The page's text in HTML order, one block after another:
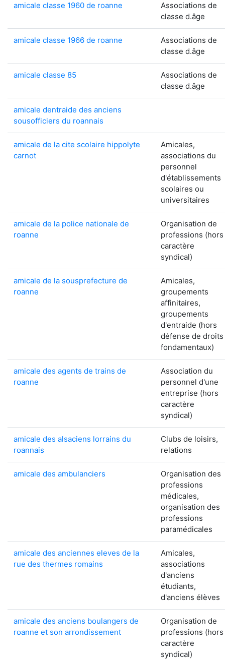
amicale classe 1960 de roanne
Associations de
classe d.âge
amicale classe 1966 de roanne
Associations de
classe d.âge
amicale classe 85
Associations de
classe d.âge
amicale dentraide des anciens
sousofficiers du roannais
amicale de la cite scolaire hippolyte
carnot
Amicales,
associations du
personnel
d'établissements
scolaires ou
universitaires
amicale de la police nationale de
roanne
Organisation de
professions (hors
caractère
syndical)
amicale de la sousprefecture de
roanne
Amicales,
groupements
affinitaires,
groupements
d'entraide (hors
défense de droits
fondamentaux)
amicale des agents de trains de
roanne
Association du
personnel d'une
entreprise (hors
caractère
syndical)
amicale des alsaciens lorrains du
roannais
Clubs de loisirs,
relations
amicale des ambulanciers
Organisation des
professions
médicales,
organisation des
professions
paramédicales
amicale des anciennes eleves de la
rue des thermes romains
Amicales,
associations
d'anciens
étudiants,
d'anciens élèves
amicale des anciens boulangers de
roanne et son arrondissement
Organisation de
professions (hors
caractère
syndical)